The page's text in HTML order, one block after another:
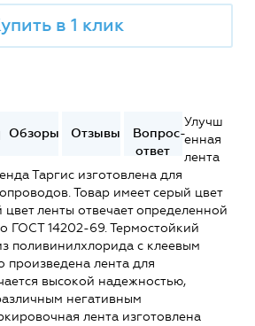
в 1 клик
Обзоры Отзывы
Вопрос-
ответ
Улучш
енная
лента
Таргис изготовлена для
Товар имеет серый цвет
ленты отвечает определенной
ГОСТ 14202-69. Термостойкий
поливинилхлорида с клеевым
произведена лента для
высокой надежностью,
негативным
лента изготовлена